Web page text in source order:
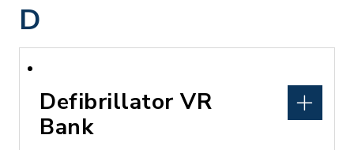
D
Defibrillator VR
Bank